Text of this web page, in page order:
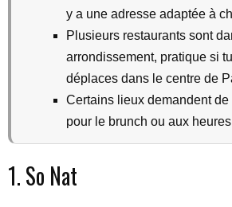
y a une adresse adaptée à
Plusieurs restaurants sont
arrondissement, pratique si
déplaces dans le centre de
Certains lieux demandent de
pour le brunch ou aux
1. So Nat